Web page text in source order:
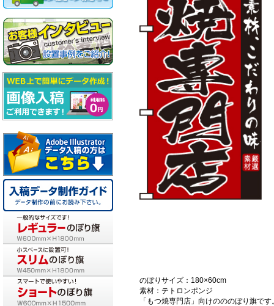
のぼりサイズ：180×60cm
素材：テトロンポンジ
「もつ焼専門店」向けのののぼり旗です